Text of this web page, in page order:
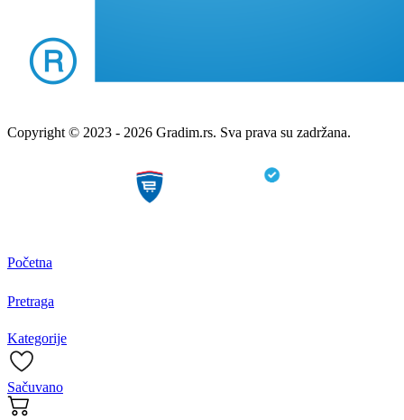
Copyright © 2023 - 2026 Gradim.rs. Sva prava su zadržana.
Početna
Pretraga
Kategorije
Sačuvano